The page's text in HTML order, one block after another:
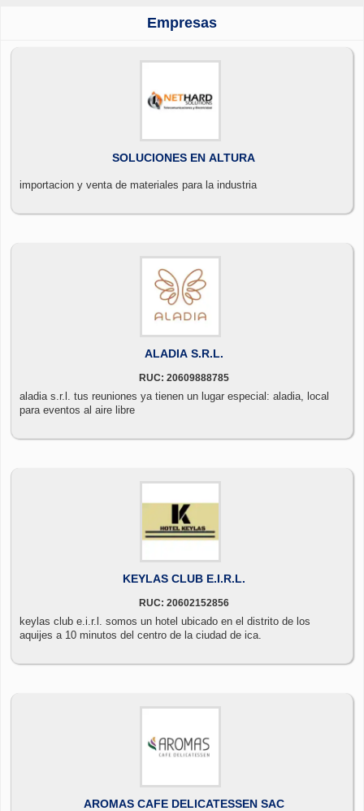
Empresas
SOLUCIONES EN ALTURA
importacion y venta de materiales para la industria
ALADIA S.R.L.
RUC: 20609888785
aladia s.r.l. tus reuniones ya tienen un lugar especial: aladia, local
para eventos al aire libre
KEYLAS CLUB E.I.R.L.
RUC: 20602152856
keylas club e.i.r.l. somos un hotel ubicado en el distrito de los
aquijes a 10 minutos del centro de la ciudad de ica.
AROMAS CAFE DELICATESSEN SAC